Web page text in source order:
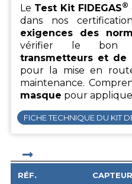
Le Test Kit FIDEGAS®
dans nos
exigences des
vérifier le bon
transmetteurs et de
pour la mise en
maintenance.
masque pour
FICHE TECHNIQUE DU KIT
RÉF. CAPTEUR